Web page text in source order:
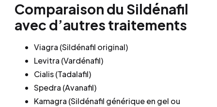
Comparaison du Sildénafil
avec d’autres traitements
Viagra (Sildénafil original)
Levitra (Vardénafil)
Cialis (Tadalafil)
Spedra (Avanafil)
Kamagra (Sildénafil générique en gel ou